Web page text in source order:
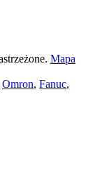
Mapa
Omron, Fanuc,